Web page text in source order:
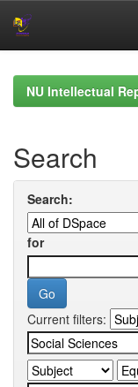
navigationNU Intellectual
Search
Search:
for
Current filters: